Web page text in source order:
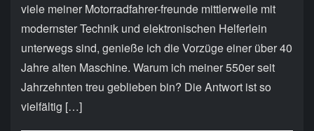
viele meiner Motorradfahrer-freunde mittlerweile mit
modernster Technik und elektronischen Helferlein
unterwegs sind, genieße ich die Vorzüge einer über 40
Jahre alten Maschine. Warum ich meiner 550er seit
Jahrzehnten treu geblieben bin? Die Antwort ist so
vielfältig […]